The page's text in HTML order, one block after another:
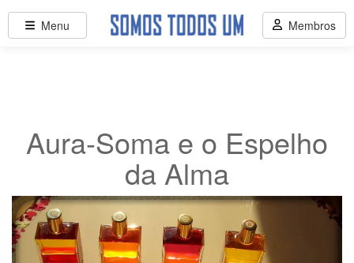
Aura-Soma e o Espelho
da Alma
Menu Membros